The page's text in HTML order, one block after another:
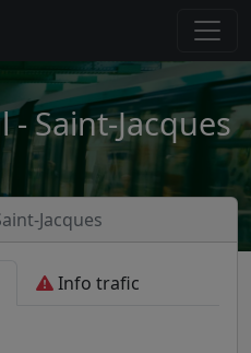
- Saint-Jacques
Jacques
Info trafic